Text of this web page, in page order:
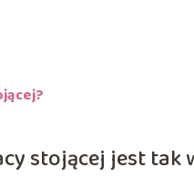
stojącej jest tak